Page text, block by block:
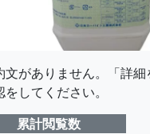
文がありません。「詳細
をしてください。
累計閲覧数